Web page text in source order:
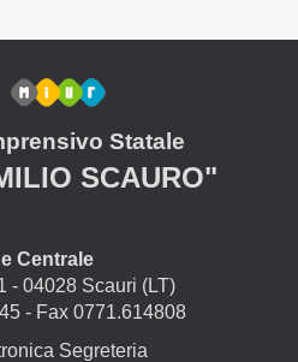
Statale
SCAURO"
Centrale
- 04028 Scauri (LT)
- Fax 0771.614808
Segreteria